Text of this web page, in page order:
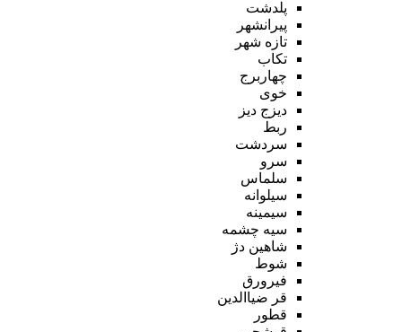
پلدشت
پیرانشهر
تازه شهر
تکاب
چهاربرج
خوی
دیزج دیز
ربط
سردشت
سرو
سلماس
سیلوانه
سیمینه
سیه چشمه
شاهین دژ
شوط
فیرورق
قر ضیاالدین
قطور